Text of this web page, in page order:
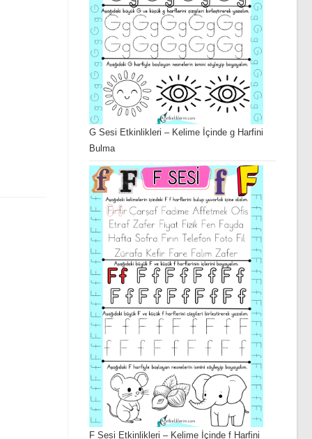
G Sesi Etkinlikleri – Kelime İçinde g Harfini
Bulma
F Sesi Etkinlikleri – Kelime İçinde f Harfini